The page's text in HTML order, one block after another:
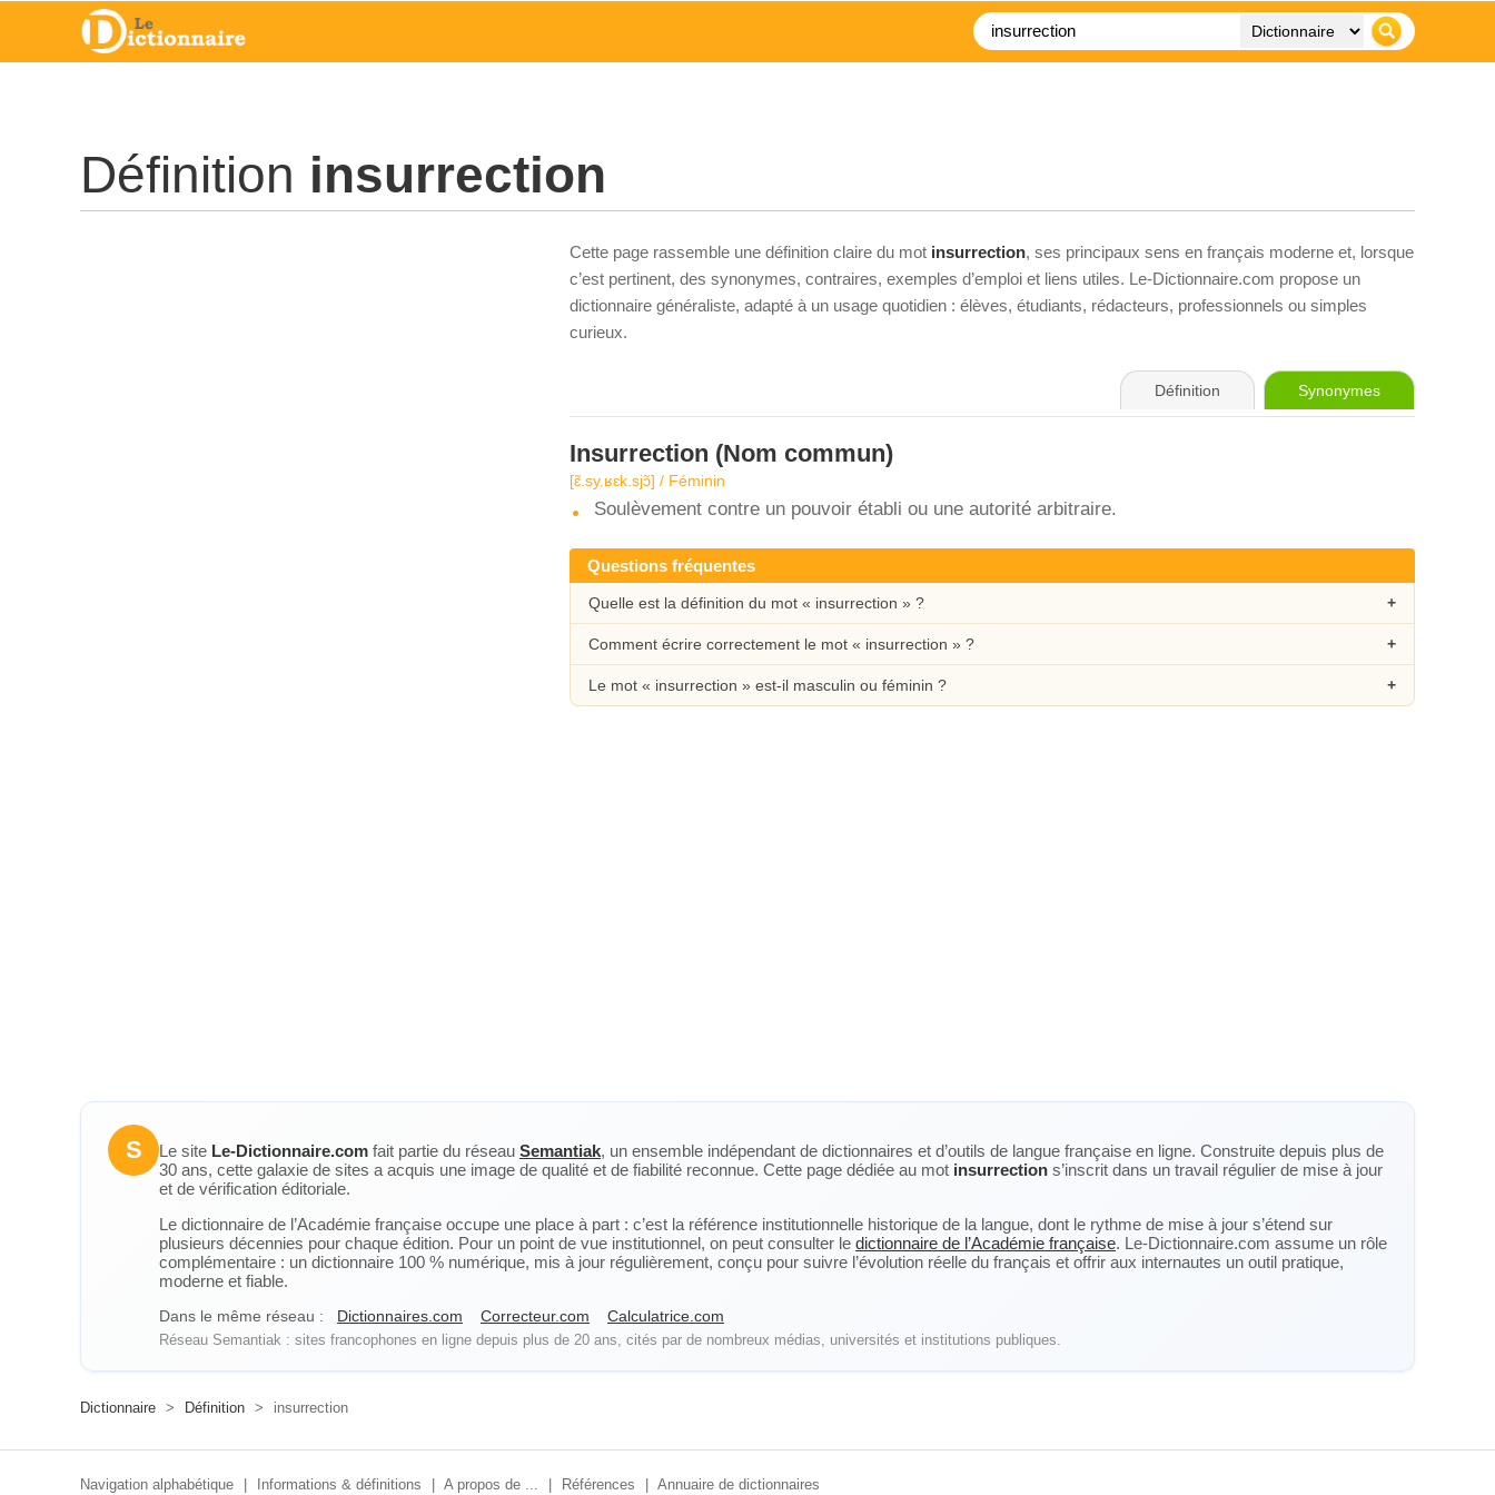
Définition insurrection
Cette page rassemble une définition claire du mot insurrection, ses principaux sens en français moderne et, lorsque
c’est pertinent, des synonymes, contraires, exemples d’emploi et liens utiles. Le-Dictionnaire.com propose un
dictionnaire généraliste, adapté à un usage quotidien : élèves, étudiants, rédacteurs, professionnels ou simples
curieux.
Définition Synonymes
Insurrection (Nom commun)
[ɛ̃.sy.ʁɛk.sjɔ̃] / Féminin
Soulèvement contre un pouvoir établi ou une autorité arbitraire.
Questions fréquentes
Quelle est la définition du mot « insurrection » ?
Comment écrire correctement le mot « insurrection » ?
Le mot « insurrection » est-il masculin ou féminin ?
S Le site Le-Dictionnaire.com fait partie du réseau Semantiak, un ensemble indépendant de dictionnaires et d’outils de langue française en ligne. Construite depuis plus de
30 ans, cette galaxie de sites a acquis une image de qualité et de fiabilité reconnue. Cette page dédiée au mot insurrection s’inscrit dans un travail régulier de mise à jour
et de vérification éditoriale.
Le dictionnaire de l’Académie française occupe une place à part : c’est la référence institutionnelle historique de la langue, dont le rythme de mise à jour s’étend sur
plusieurs décennies pour chaque édition. Pour un point de vue institutionnel, on peut consulter le dictionnaire de l’Académie française. Le-Dictionnaire.com assume un rôle
complémentaire : un dictionnaire 100 % numérique, mis à jour régulièrement, conçu pour suivre l’évolution réelle du français et offrir aux internautes un outil pratique,
moderne et fiable.
Dans le même réseau : Dictionnaires.com Correcteur.com Calculatrice.com
Réseau Semantiak : sites francophones en ligne depuis plus de 20 ans, cités par de nombreux médias, universités et institutions publiques.
Dictionnaire > Définition > insurrection
Navigation alphabétique Informations & définitions A propos de ... Références Annuaire de dictionnaires